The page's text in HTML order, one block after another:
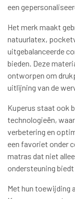
een
Het merk maakt
natuurlatex,
uitgebalanceerde
bieden. Deze
ontworpen om
uitlijning van de
Kuperus staat ook
technologieën,
verbetering en
een favoriet onder
matras dat niet
ondersteuning
Met hun toewijding